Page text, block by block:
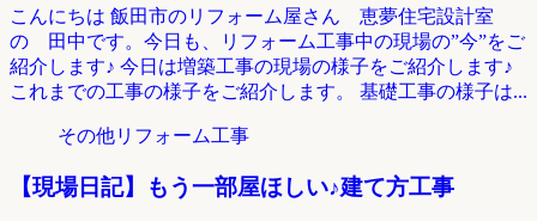
こんにちは 飯田市のリフォーム屋さん 恵夢住宅設計室
の 田中です。今日も、リフォーム工事中の現場の”今”をご
紹介します♪ 今日は増築工事の現場の様子をご紹介します♪
これまでの工事の様子をご紹介します。 基礎工事の様子は...
その他リフォーム工事
【現場日記】もう一部屋ほしい♪建て方工事